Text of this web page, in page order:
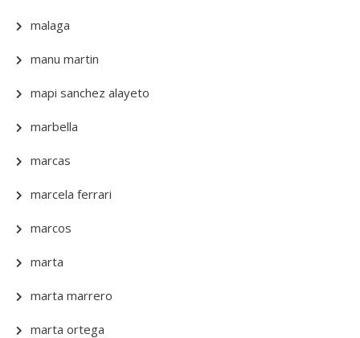
malaga
manu martin
mapi sanchez alayeto
marbella
marcas
marcela ferrari
marcos
marta
marta marrero
marta ortega